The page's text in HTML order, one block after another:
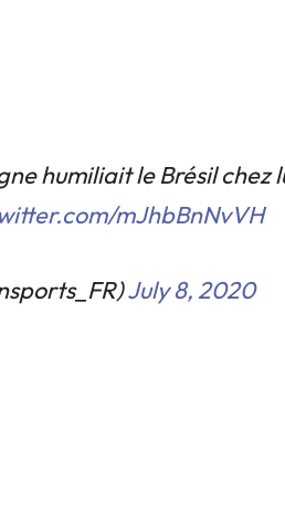
humiliait le Brésil chez
mJhbBnNvVH
July 8, 2020